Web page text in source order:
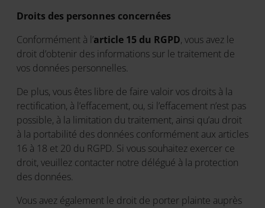
Droits des personnes concernées
Conformément à l’article 15 du RGPD, vous avez le
droit d’obtenir des informations sur le traitement de
vos données personnelles.
De plus, vous êtes libre de faire valoir vos droits à la
rectification, à l’effacement, ou, si l’effacement n’est pas
possible, à la limitation du traitement, ainsi qu’au droit
à la portabilité des données conformément aux articles
16 à 18 et 20 du RGPD. Si vous souhaitez exercer ce
droit, veuillez contacter notre délégué à la protection
des données.
Vous avez également le droit de porter plainte auprès